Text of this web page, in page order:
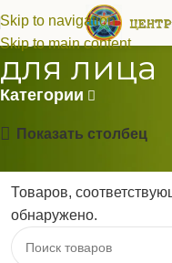
Skip to navigation
Skip to main content
Лучшие
для лица
Категории
Показать столбец
Товаров,
обнаружено.